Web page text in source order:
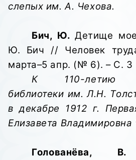
слепых им. А. Чехова.
Бич, Ю.Детище
Ю. Бич // Человек
марта–5 апр. (№ 6). – С. 3
К 110-летию
библиотеки им. Л.Н.
в декабре 1912 г.
Елизавета Владимировна